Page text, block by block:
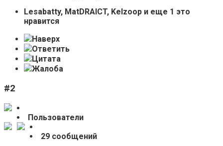
Lesabatty, MatDRAICT, Kelzoop и еще 1 это
нравится
Наверх
Ответить
Цитата
Жалоба
#2
Пользователи
29 сообщений